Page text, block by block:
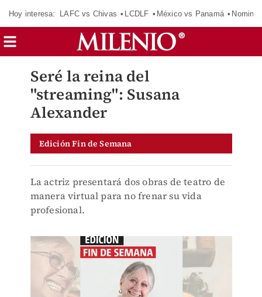
Hoy interesa: LAFC vs Chivas LCDLF México vs Panamá
Seré la reina del
"streaming": Susana
Alexander
Edición Fin de Semana
La actriz presentará dos obras de teatro de
manera virtual para no frenar su vida
profesional.